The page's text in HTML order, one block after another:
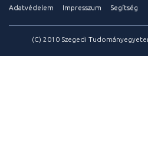
Adatvédelem Impresszum Segítség
(C) 2010 Szegedi